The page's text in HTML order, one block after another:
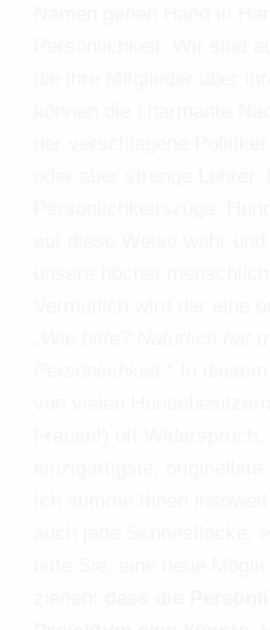
Namen gehen Hand in
Persönlichkeit. Wir sind
die ihre Mitglieder über
können die charmante
der verschlagene
Persönlichkeitszüge.
auf diese Weise wahr
unsere höchst
Vermutlich wird der eine
Wie bitte? Natürlich hat
“ In
von vielen
Frauen!) oft
einzigartigste,
Ich stimme Ihnen
auch jede Schneeflocke,
bitte Sie, eine neue
dass die